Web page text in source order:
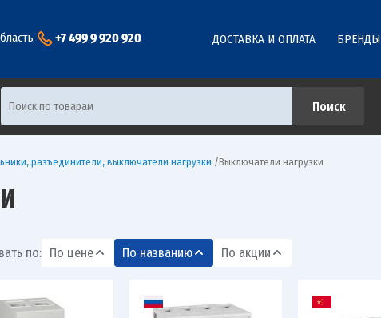
+7 499 9 920 920 ДОСТАВКА И ОПЛАТА БРЕНДЫ
разъединители, выключатели нагрузки /Выключатели нагрузки
по: По цене По названию По акции